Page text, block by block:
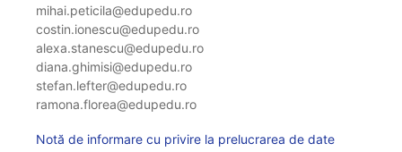
mihai.peticila@edupedu.ro
costin.ionescu@edupedu.ro
alexa.stanescu@edupedu.ro
diana.ghimisi@edupedu.ro
stefan.lefter@edupedu.ro
ramona.florea@edupedu.ro
Notă de informare cu privire la prelucrarea de date